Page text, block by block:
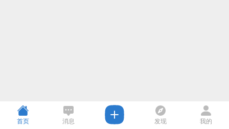
首页 消息 发现 我的